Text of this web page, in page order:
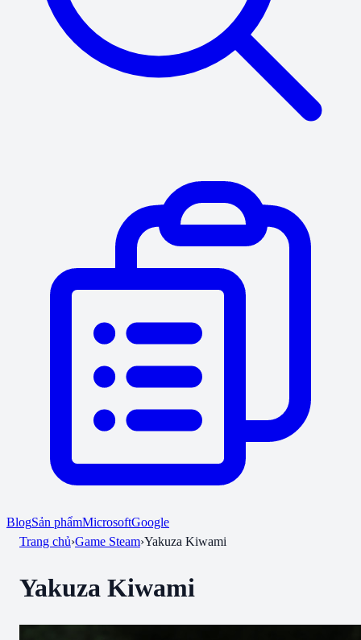
BlogSản phẩmMicrosoftGoogle
Trang chủ›Game Steam›Yakuza Kiwami
Yakuza Kiwami